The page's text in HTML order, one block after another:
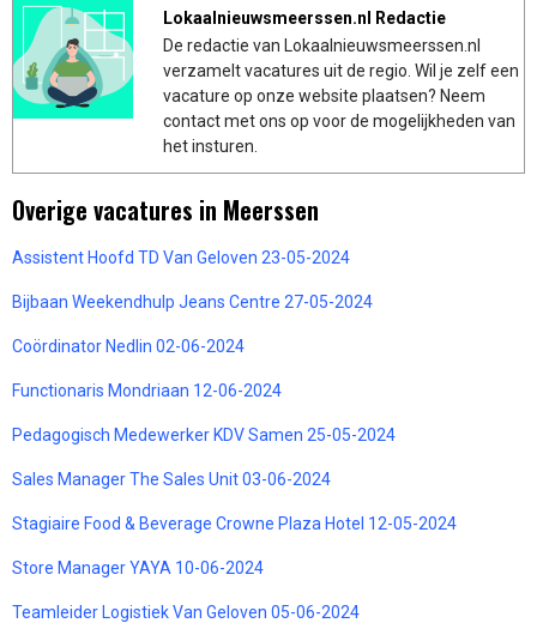
Lokaalnieuwsmeerssen.nl Redactie
De redactie van Lokaalnieuwsmeerssen.nl
verzamelt vacatures uit de regio. Wil je zelf een
vacature op onze website plaatsen? Neem
contact met ons op voor de mogelijkheden van
het insturen.
Overige vacatures in Meerssen
Assistent Hoofd TD Van Geloven 23-05-2024
Bijbaan Weekendhulp Jeans Centre 27-05-2024
Coördinator Nedlin 02-06-2024
Functionaris Mondriaan 12-06-2024
Pedagogisch Medewerker KDV Samen 25-05-2024
Sales Manager The Sales Unit 03-06-2024
Stagiaire Food & Beverage Crowne Plaza Hotel 12-05-2024
Store Manager YAYA 10-06-2024
Teamleider Logistiek Van Geloven 05-06-2024